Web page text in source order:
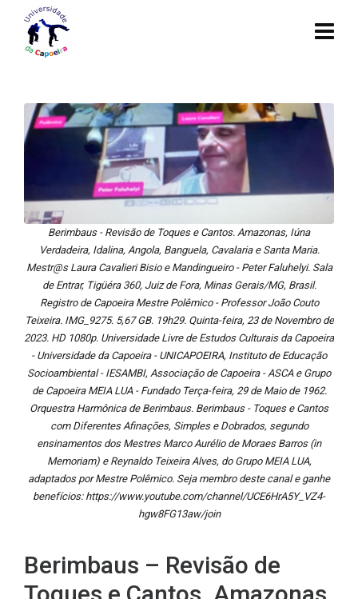
Berimbaus - Revisão de Toques e Cantos. Amazonas, Iúna
Verdadeira, Idalina, Angola, Banguela, Cavalaria e Santa Maria.
Mestr@s Laura Cavalieri Bisio e Mandingueiro - Peter Faluhelyi. Sala
de Entrar, Tigüéra 360, Juiz de Fora, Minas Gerais/MG, Brasil.
Registro de Capoeira Mestre Polêmico - Professor João Couto
Teixeira. IMG_9275. 5,67 GB. 19h29. Quinta-feira, 23 de Novembro de
2023. HD 1080p. Universidade Livre de Estudos Culturais da Capoeira
- Universidade da Capoeira - UNICAPOEIRA, Instituto de Educação
Socioambiental - IESAMBI, Associação de Capoeira - ASCA e Grupo
de Capoeira MEIA LUA - Fundado Terça-feira, 29 de Maio de 1962.
Orquestra Harmônica de Berimbaus. Berimbaus - Toques e Cantos
com Diferentes Afinações, Simples e Dobrados, segundo
ensinamentos dos Mestres Marco Aurélio de Moraes Barros (in
Memoriam) e Reynaldo Teixeira Alves, do Grupo MEIA LUA,
adaptados por Mestre Polêmico. Seja membro deste canal e ganhe
benefícios: https://www.youtube.com/channel/UCE6HrA5Y_VZ4-
hgw8FG13aw/join
Berimbaus – Revisão de